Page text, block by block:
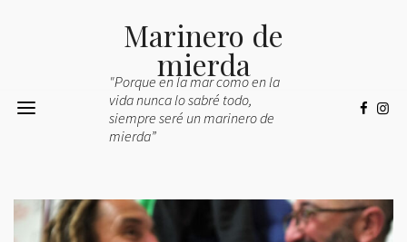
Marinero de
mierda
"Porque en la mar como en la
vida nunca lo sabré todo,
siempre seré un marinero de
mierda”